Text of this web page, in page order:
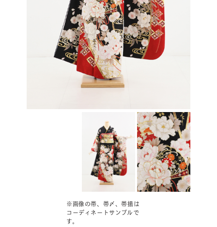
※画像の帯、帯〆、帯揚は
コーディネートサンプルで
す。